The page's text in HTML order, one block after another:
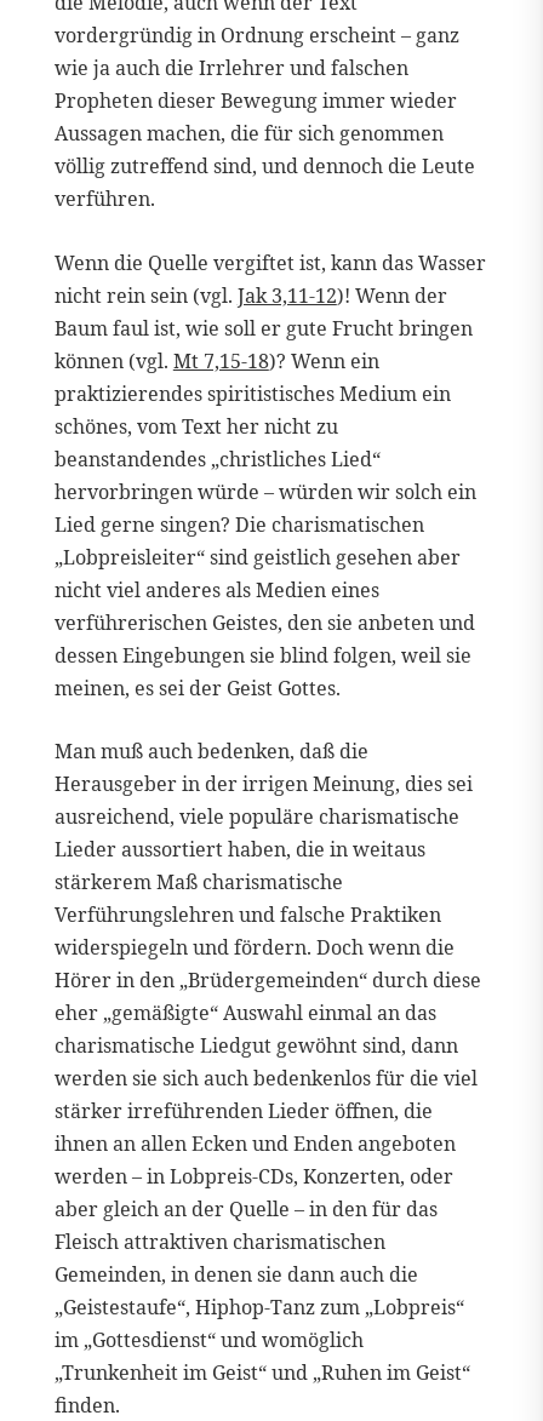
vordergründig in Ordnung erscheint – ganz
wie ja auch die Irrlehrer und falschen
Propheten dieser Bewegung immer wieder
Aussagen machen, die für sich genommen
völlig zutreffend sind, und dennoch die Leute
verführen.
Wenn die Quelle vergiftet ist, kann das Wasser
nicht rein sein (vgl. Jak 3,11-12)! Wenn der
Baum faul ist, wie soll er gute Frucht bringen
können (vgl. Mt 7,15-18)? Wenn ein
praktizierendes spiritistisches Medium ein
schönes, vom Text her nicht zu
beanstandendes „christliches Lied“
hervorbringen würde – würden wir solch ein
Lied gerne singen? Die charismatischen
„Lobpreisleiter“ sind geistlich gesehen aber
nicht viel anderes als Medien eines
verführerischen Geistes, den sie anbeten und
dessen Eingebungen sie blind folgen, weil sie
meinen, es sei der Geist Gottes.
Man muß auch bedenken, daß die
Herausgeber in der irrigen Meinung, dies sei
ausreichend, viele populäre charismatische
Lieder aussortiert haben, die in weitaus
stärkerem Maß charismatische
Verführungslehren und falsche Praktiken
widerspiegeln und fördern. Doch wenn die
Hörer in den „Brüdergemeinden“ durch diese
eher „gemäßigte“ Auswahl einmal an das
charismatische Liedgut gewöhnt sind, dann
werden sie sich auch bedenkenlos für die viel
stärker irreführenden Lieder öffnen, die
ihnen an allen Ecken und Enden angeboten
werden – in Lobpreis-CDs, Konzerten, oder
aber gleich an der Quelle – in den für das
Fleisch attraktiven charismatischen
Gemeinden, in denen sie dann auch die
„Geistestaufe“, Hiphop-Tanz zum „Lobpreis“
im „Gottesdienst“ und womöglich
„Trunkenheit im Geist“ und „Ruhen im Geist“
finden.